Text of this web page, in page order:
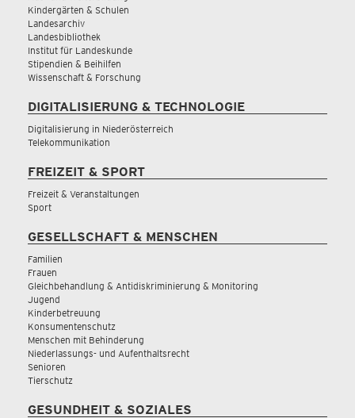
Kindergärten & Schulen
Landesarchiv
Landesbibliothek
Institut für Landeskunde
Stipendien & Beihilfen
Wissenschaft & Forschung
DIGITALISIERUNG & TECHNOLOGIE
Digitalisierung in Niederösterreich
Telekommunikation
FREIZEIT & SPORT
Freizeit & Veranstaltungen
Sport
GESELLSCHAFT & MENSCHEN
Familien
Frauen
Gleichbehandlung & Antidiskriminierung & Monitoring
Jugend
Kinderbetreuung
Konsumentenschutz
Menschen mit Behinderung
Niederlassungs- und Aufenthaltsrecht
Senioren
Tierschutz
GESUNDHEIT & SOZIALES